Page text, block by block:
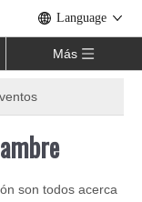
Language
Más
son todos acerca